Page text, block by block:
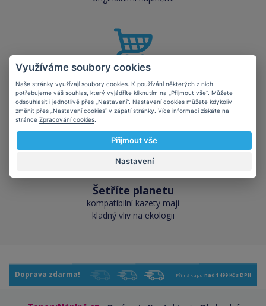
Skladem téměř vše
přes 50 000 skladových
zásob pro okamžitý odběr
Šetříte planetu
kompatibilní kazety mají
kladný vliv na ekologii
Doprava zdarma! Při nákupu nad 1499 Kč s DPH
Využíváme soubory cookies
Naše stránky využívají soubory cookies. K používání některých z nich
potřebujeme váš souhlas, který vyjádříte kliknutím na „Přijmout vše“. Můžete
odsouhlasit i jednotlivě přes „Nastavení“. Nastavení cookies můžete kdykoliv
změnit přes „Nastavení cookies“ v zápatí stránky. Více informací získáte na
stránce Zpracování cookies.
Přijmout vše
Nastavení